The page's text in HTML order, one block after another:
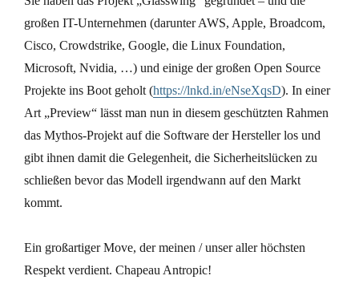
großen IT-Unternehmen (darunter AWS, Apple, Broadcom,
Cisco, Crowdstrike, Google, die Linux Foundation,
Microsoft, Nvidia, …) und einige der großen Open Source
Projekte ins Boot geholt (https://lnkd.in/eNseXqsD). In einer
Art „Preview“ lässt man nun in diesem geschützten Rahmen
das Mythos-Projekt auf die Software der Hersteller los und
gibt ihnen damit die Gelegenheit, die Sicherheitslücken zu
schließen bevor das Modell irgendwann auf den Markt
kommt.
Ein großartiger Move, der meinen / unser aller höchsten
Respekt verdient. Chapeau Antropic!